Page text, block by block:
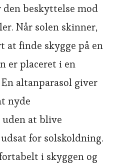
beskyttelse mod
Når solen skinner,
finde skygge på en
er placeret i en
altanparasol giver
nyde
at blive
for solskoldning.
i skyggen og